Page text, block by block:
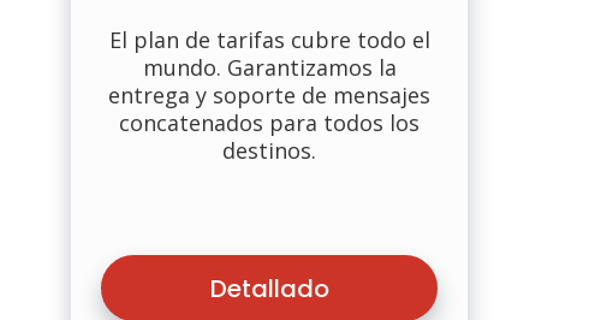
El plan de tarifas cubre todo el
mundo. Garantizamos la
entrega y soporte de mensajes
concatenados para todos los
destinos.
Detallado